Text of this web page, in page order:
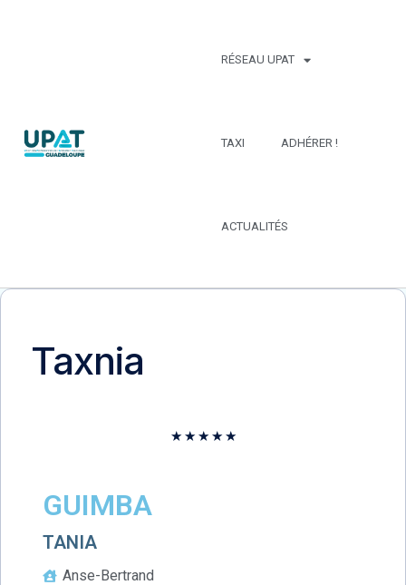
RÉSEAU UPAT
TAXI ADHÉRER !
ACTUALITÉS
Taxnia
★ ★ ★ ★ ★
GUIMBA
TANIA
Anse-Bertrand